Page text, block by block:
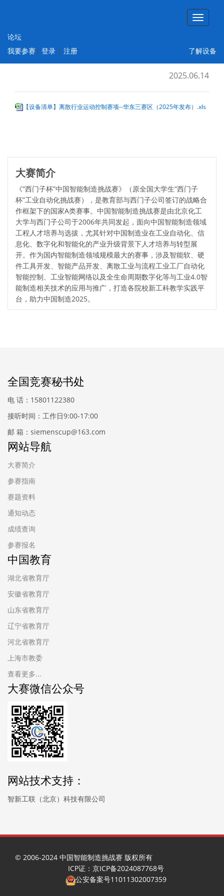
论坛
我要参赛| 登录 | 注册 了解设备
【设备清单】离散行业运动控制赛项--华东
三赛区（2025年发布）
2025.06.14
【设备清单】离散行业运动控制赛项--华东三赛区（2025年发布）.xls
大赛简介
《“西门子杯”中国智能制造挑战赛》（原全国大学生“西门子
杯”工业自动化挑战赛），是教育部与西门子公司签订的战略合
作框架下的国家A类赛事。中国智能制造挑战赛是由北京化工
大学与西门子公司于2006年共同发起，面向中国智能制造领域
工程人才培养与选拔，尤其针对中国制造业在工业自动化、信
息化、数字化和智能化的产业升级背景下人才培养与转型展
开。作为国内智能制造领域规模最大的赛事，涉及智能软、硬
件工具开发、智能产品开发、离散工业与流程工业工厂自动化
智能控制、工业智能网络以及全生命周期数字化等与工业4.0智
能制造相关技术的应用与推广，打造各院校新工科教学实践平
台，助力中国制造2025。
全国竞赛秘书处
电 话：15801122380
接听时间：工作日9:00-17:00
邮 箱：siemenscup@163.com
网站导航
大赛简介
参赛指南
赛题资料
通知动态
成绩查询
参赛报名
中国教育
湖北省教育厅
安徽省教育厅
山东省教育厅
辽宁省教育厅
河北省教育厅
上海市教委
查看更多...
大赛微信公众号
网站技术支持：
智新工联（北京）科技有限公司
© 2006-2024 中国智能制造挑战赛 版权所有
ICP证：京ICP备2024087768号
公安备案号11011302007359